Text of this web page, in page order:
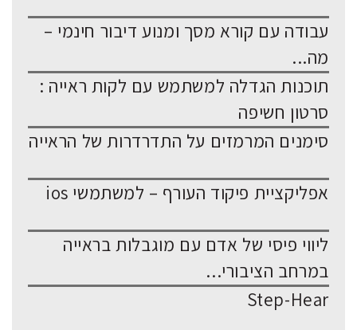
עבודה עם קורא מסך ומנוע דיבור חינמי –
מה...
תוכנות הגדלה למשתמש עם לקות ראייה :
סרטון חשיפה
סימנים המרמזים על התדרדרות של הראייה
אפליקציית פיקוד העורף – למשתמשי ios
ליווי פיסי של אדם עם מוגבלות בראייה
במרחב הציבורי...
Step-Hear